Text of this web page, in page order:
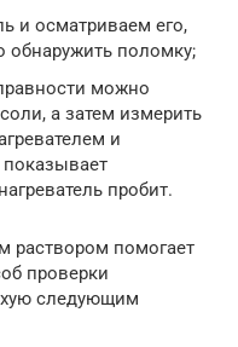
и осматриваем его,
обнаружить поломку;
можно
а затем измерить
и
пробит.
раствором помогает
проверки
следующим